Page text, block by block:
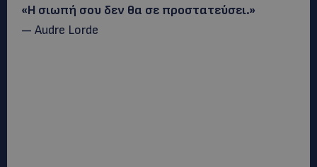
«Η σιωπή σου δεν θα σε προστατεύσει.»
— Audre Lorde